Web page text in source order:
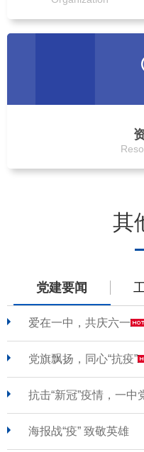
其
党建要闻
爱在一中，共庆六一
党旗飘扬，同心“抗疫”
抗击“新冠”疫情，一中
海报战“疫” 致敬英雄